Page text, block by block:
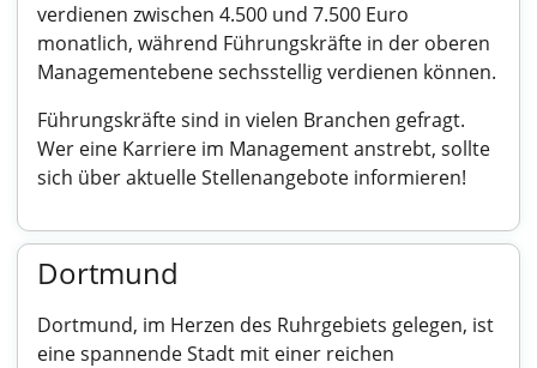
verdienen zwischen 4.500 und 7.500 Euro
monatlich, während Führungskräfte in der oberen
Managementebene sechsstellig verdienen können.
Führungskräfte sind in vielen Branchen gefragt.
Wer eine Karriere im Management anstrebt, sollte
sich über aktuelle Stellenangebote informieren!
Dortmund
Dortmund, im Herzen des Ruhrgebiets gelegen, ist
eine spannende Stadt mit einer reichen